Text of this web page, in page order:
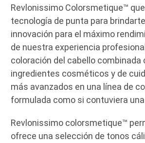
Revlonissimo Colorsmetique™
tecnología de punta para
innovación para el máximo
de nuestra experiencia
coloración del cabello combinada
ingredientes cosméticos y de
más avanzados en una línea de
formulada como si contuviera
Revlonissimo colorsmetique™
ofrece una selección de tonos